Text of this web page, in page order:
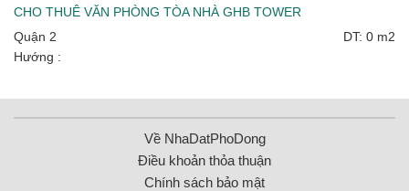
CHO THUÊ VĂN PHÒNG TÒA NHÀ GHB TOWER
Quận 2
DT: 0 m2
Hướng :
Về NhaDatPhoDong
Điều khoản thỏa thuận
Chính sách bảo mật